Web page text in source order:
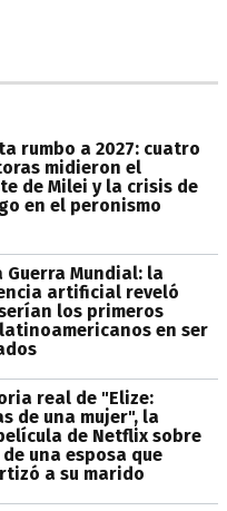
rumbo a 2027: cuatro
midieron el
de Milei y la crisis de
en el peronismo
Guerra Mundial: la
artificial reveló
los primeros
en ser
real de "Elize:
de una mujer", la
de Netflix sobre
una esposa que
a su marido